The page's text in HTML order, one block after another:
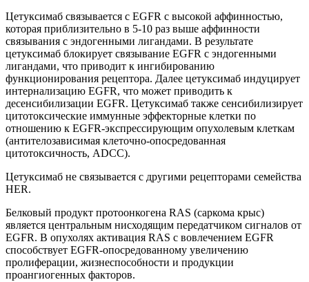
Цетуксимаб связывается с EGFR с высокой аффинностью,
которая приблизительно в 5-10 раз выше аффинности
связывания с эндогенными лигандами. В результате
цетуксимаб блокирует связывание EGFR с эндогенными
лигандами, что приводит к ингибированию
функционирования рецептора. Далее цетуксимаб индуцирует
интернализацию EGFR, что может приводить к
десенсибилизации EGFR. Цетуксимаб также сенсибилизирует
цитотоксические иммунные эффекторные клетки по
отношению к EGFR-экспрессирующим опухолевым клеткам
(антителозависимая клеточно-опосредованная
цитотоксичность, ADCC).
Цетуксимаб не связывается с другими рецепторами семейства
HER.
Белковый продукт протоонкогена RAS (саркома крыс)
является центральным нисходящим передатчиком сигналов от
EGFR. В опухолях активация RAS с вовлечением EGFR
способствует EGFR-опосредованному увеличению
пролиферации, жизнеспособности и продукции
проангиогенных факторов.